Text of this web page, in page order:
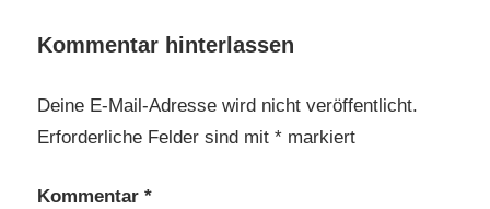
Kommentar hinterlassen
Deine E-Mail-Adresse wird nicht veröffentlicht.
Erforderliche Felder sind mit * markiert
Kommentar *